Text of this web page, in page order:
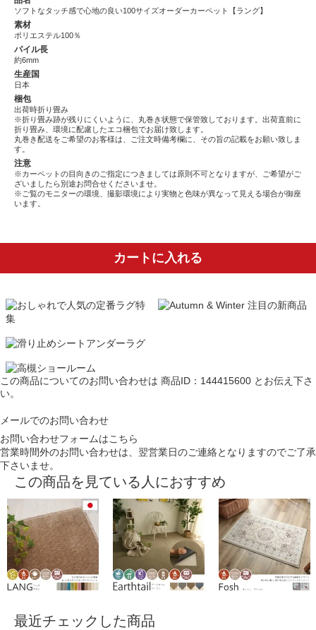
ソフトなタッチ感で心地の良い100サイズオーダーカーペット【ラング】
素材
ポリエステル100％
パイル長
約6mm
生産国
日本
梱包
出荷時折り畳み
※折り畳み跡が残りにくいように、丸巻き状態で保管致しております。出荷直前に
折り畳み、環境に配慮したエコ梱包でお届け致します。
丸巻き配送をご希望のお客様は、ご注文時備考欄に、その旨の記載をお願い致しま
す。
注意
※カーペットの目向きのご指定につきましては原則不可となりますが、ご希望がご
ざいましたら別途お問合せくださいませ。
※ご覧のモニターの環境、撮影環境により実物と色味が異なって見える場合が御座
います。
カートに入れる
この商品についてのお問い合わせは 商品ID：144415600 とお伝え下さ
い。
メールでのお問い合わせ
お問い合わせフォームはこちら
営業時間外のお問い合わせは、翌営業日のご連絡となりますのでご了承
下さいませ。
この商品を見ている人におすすめ
最近チェックした商品